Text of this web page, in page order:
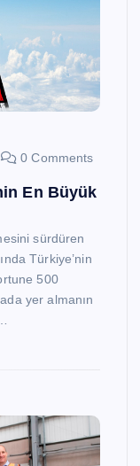
0 Comments
En Büyük
sürdüren
Türkiye’nin
500
yer almanın